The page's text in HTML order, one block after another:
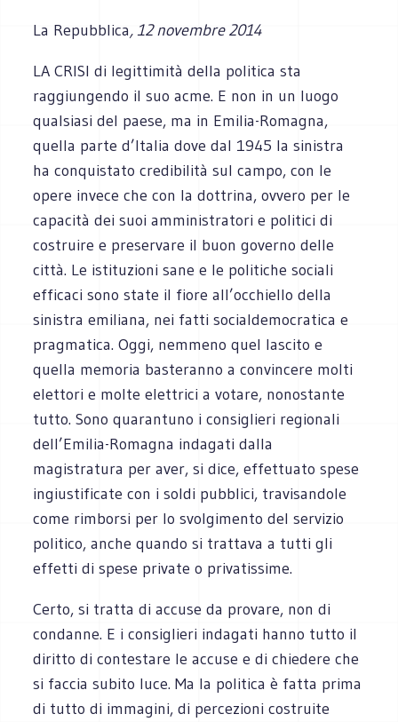
La Repubblica, 12 novembre 2014
LA CRISI di legittimità della politica sta
raggiungendo il suo acme. E non in un luogo
qualsiasi del paese, ma in Emilia-Romagna,
quella parte d’Italia dove dal 1945 la sinistra
ha conquistato credibilità sul campo, con le
opere invece che con la dottrina, ovvero per le
capacità dei suoi amministratori e politici di
costruire e preservare il buon governo delle
città. Le istituzioni sane e le politiche sociali
efficaci sono state il fiore all’occhiello della
sinistra emiliana, nei fatti socialdemocratica e
pragmatica. Oggi, nemmeno quel lascito e
quella memoria basteranno a convincere molti
elettori e molte elettrici a votare, nonostante
tutto. Sono quarantuno i consiglieri regionali
dell’Emilia-Romagna indagati dalla
magistratura per aver, si dice, effettuato spese
ingiustificate con i soldi pubblici, travisandole
come rimborsi per lo svolgimento del servizio
politico, anche quando si trattava a tutti gli
effetti di spese private o privatissime.
Certo, si tratta di accuse da provare, non di
condanne. E i consiglieri indagati hanno tutto il
diritto di contestare le accuse e di chiedere che
si faccia subito luce. Ma la politica è fatta prima
di tutto di immagini, di percezioni costruite